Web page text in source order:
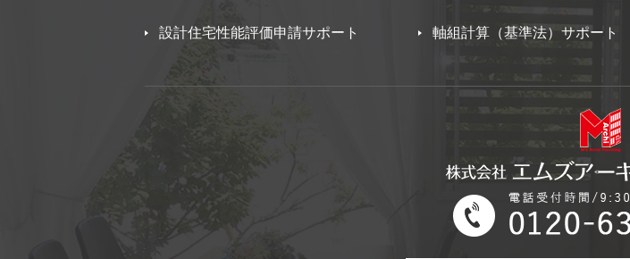
設計住宅性能評価申請サポート 軸組計算（基準法）サポート